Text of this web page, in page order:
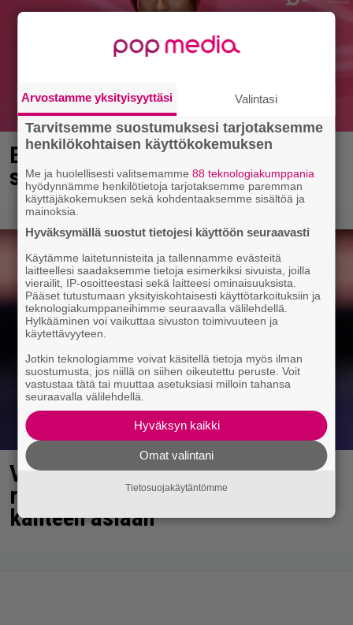
Essi Unkuri kaunistautui
synnytystä varten – katso kuvat
Vappu Pimiä sai huonoa palvelua
ravintolassa – pettyi siellä
kahteen asiaan
Arvostamme yksityisyyttäsi Valintasi
Tarvitsemme suostumuksesi tarjotaksemme
henkilökohtaisen käyttökokemuksen
Me ja huolellisesti valitsemamme88 teknologiakumppania
hyödynnämme henkilötietoja tarjotaksemme paremman
käyttäjäkokemuksen sekä kohdentaaksemme sisältöä ja
mainoksia.
Hyväksymällä suostut tietojesi käyttöön seuraavasti
Käytämme laitetunnisteita ja tallennamme evästeitä
laitteellesi saadaksemme tietoja esimerkiksi sivuista, joilla
vierailit, IP-osoitteestasi sekä laitteesi ominaisuuksista.
Pääset tutustumaan yksityiskohtaisesti käyttötarkoituksiin ja
teknologiakumppaneihimme seuraavalla välilehdellä.
Hylkääminen voi vaikuttaa sivuston toimivuuteen ja
käytettävyyteen.
Jotkin teknologiamme voivat käsitellä tietoja myös ilman
suostumusta, jos niillä on siihen oikeutettu peruste. Voit
vastustaa tätä tai muuttaa asetuksiasi milloin tahansa
seuraavalla välilehdellä.
Hyväksyn kaikki
Omat valintani
Tietosuojakäytäntömme